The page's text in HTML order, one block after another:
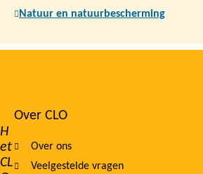
Natuur en natuurbescherming
H
et
CL
Footer
navigation
Over CLO
Over ons
Veelgestelde vragen